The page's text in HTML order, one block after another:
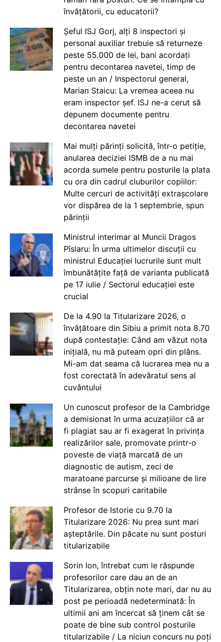
învățătorii, cu educatorii?
Șeful ISJ Gorj, alți 8 inspectori și
personal auxiliar trebuie să returneze
peste 55.000 de lei, bani acordați
pentru decontarea navetei, timp de
peste un an / Inspectorul general,
Marian Staicu: La vremea aceea nu
eram inspector șef. ISJ ne-a cerut să
depunem documente pentru
decontarea navetei
Mai mulți părinți solicită, într-o petiție,
anularea deciziei ISMB de a nu mai
acorda sumele pentru posturile la plata
cu ora din cadrul cluburilor copiilor:
Multe cercuri de activități extrașcolare
vor dispărea de la 1 septembrie, spun
părinții
Ministrul interimar al Muncii Dragos
Pîslaru: În urma ultimelor discuții cu
ministrul Educației lucrurile sunt mult
îmbunătățite față de varianta publicată
pe 17 iulie / Sectorul educației este
crucial
De la 4.90 la Titularizare 2026, o
învățătoare din Sibiu a primit nota 8.70
după contestație: Când am văzut nota
inițială, nu mă puteam opri din plâns.
Mi-am dat seama că lucrarea mea nu a
fost corectată în adevăratul sens al
cuvântului
Un cunoscut profesor de la Cambridge
a demisionat în urma acuzațiilor că ar
fi plagiat sau ar fi exagerat în privința
realizărilor sale, promovate printr-o
poveste de viață marcată de un
diagnostic de autism, zeci de
maratoane parcurse și milioane de lire
strânse în scopuri caritabile
Profesor de Istorie cu 9.70 la
Titularizare 2026: Nu prea sunt mari
așteptările. Din păcate nu sunt posturi
titularizabile
Sorin Ion, întrebat cum le răspunde
profesorilor care dau an de an
Titularizarea, obțin note mari, dar nu au
post pe perioadă nedeterminată: În
ultimii ani am încercat să ținem cât se
poate de bine sub control posturile
titularizabile / La niciun concurs nu poți